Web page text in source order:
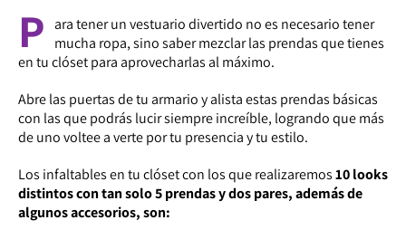
P
ara tener un vestuario divertido no es necesario tener
mucha ropa, sino saber mezclar las prendas que tienes
en tu clóset para aprovecharlas al máximo.
Abre las puertas de tu armario y alista estas prendas básicas
con las que podrás lucir siempre increíble, logrando que más
de uno voltee a verte por tu presencia y tu estilo.
Los infaltables en tu clóset con los que realizaremos10 looks
distintos con tan solo 5 prendas y dos pares, además de
algunos accesorios, son: